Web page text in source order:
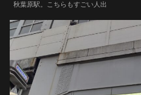
秋葉原駅。こちらもすごい人出